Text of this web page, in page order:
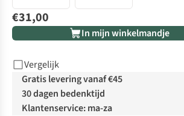
€31,00
In mijn winkelmandje
Vergelijk
Gratis levering vanaf €45
30 dagen bedenktijd
Klantenservice: ma-za